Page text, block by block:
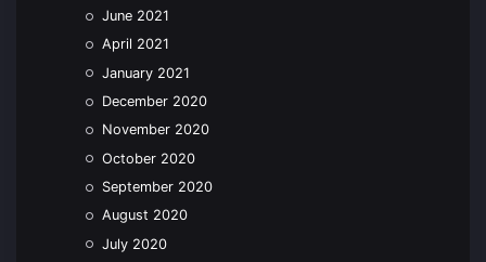
June 2021
April 2021
January 2021
December 2020
November 2020
October 2020
September 2020
August 2020
July 2020